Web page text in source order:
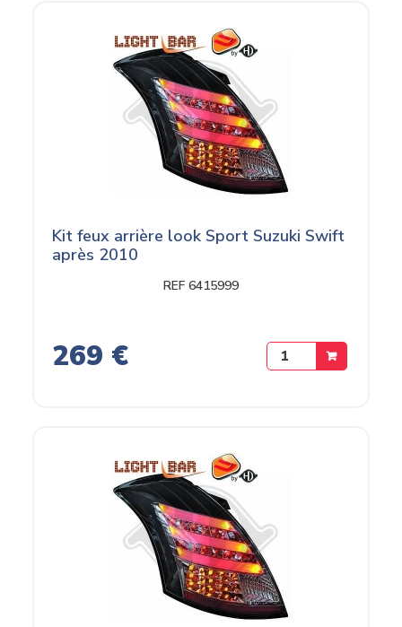
Kit feux arrière look Sport Suzuki Swift
après 2010
REF 6415999
269 €